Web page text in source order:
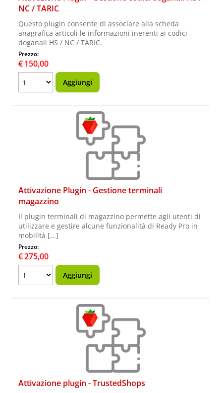
NC / TARIC
Questo plugin consente di associare alla scheda
anagrafica articoli le informazioni inerenti ai codici
doganali HS / NC / TARIC.
Prezzo:
€150,00
Attivazione Plugin - Gestione terminali
magazzino
Il plugin terminali di magazzino permette agli utenti di
utilizzare e gestire alcune funzionalità di Ready Pro in
mobilità [...]
Prezzo:
€275,00
Attivazione plugin - TrustedShops